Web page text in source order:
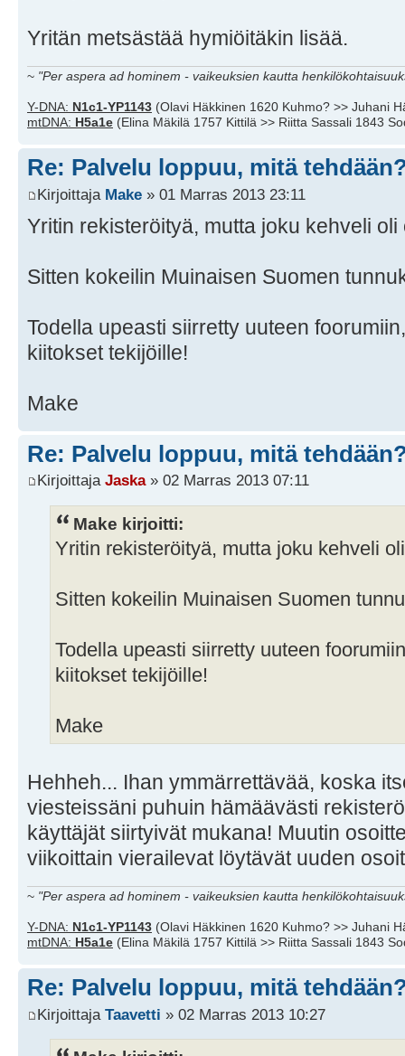
Yritän metsästää hymiöitäkin lisää.
~ "Per aspera ad hominem - vaikeuksien kautta
Y-DNA: N1c1-YP1143 (Olavi Häkkinen 1620 Kuhmo? >> Juhani
mtDNA: H5a1e (Elina Mäkilä 1757 Kittilä >> Riitta Sassali 1843
Re: Palvelu loppuu, mitä
Kirjoittaja Make » 01 Marras 2013 23:11
Yritin rekisteröityä, mutta joku kehveli
Sitten kokeilin Muinaisen Suomen
Todella upeasti siirretty uuteen foorumiin,
kiitokset tekijöille!
Make
Re: Palvelu loppuu, mitä
Kirjoittaja Jaska» 02 Marras 2013 07:11
Make kirjoitti:
Yritin rekisteröityä, mutta joku kehveli
Sitten kokeilin Muinaisen Suomen
Todella upeasti siirretty uuteen
kiitokset tekijöille!
Make
Hehheh... Ihan ymmärrettävää, koska
viesteissäni puhuin hämäävästi
käyttäjät siirtyivät mukana! Muutin
viikoittain vierailevat löytävät uuden
~ "Per aspera ad hominem - vaikeuksien kautta
Y-DNA: N1c1-YP1143 (Olavi Häkkinen 1620 Kuhmo? >> Juhani
mtDNA: H5a1e (Elina Mäkilä 1757 Kittilä >> Riitta Sassali 1843
Re: Palvelu loppuu, mitä
Kirjoittaja Taavetti » 02 Marras 2013 10:27